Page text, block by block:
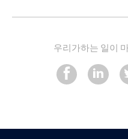
우리가하는 일이